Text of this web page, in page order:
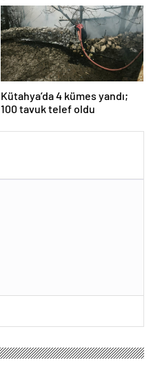
Kütahya’da 4 kümes yandı;
100 tavuk telef oldu